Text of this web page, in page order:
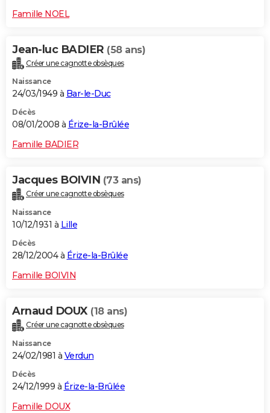
Famille NOEL
Jean-luc BADIER (58 ans)
Créer une cagnotte obsèques
Naissance
24/03/1949 à Bar-le-Duc
Décès
08/01/2008 à Érize-la-Brûlée
Famille BADIER
Jacques BOIVIN (73 ans)
Créer une cagnotte obsèques
Naissance
10/12/1931 à Lille
Décès
28/12/2004 à Érize-la-Brûlée
Famille BOIVIN
Arnaud DOUX (18 ans)
Créer une cagnotte obsèques
Naissance
24/02/1981 à Verdun
Décès
24/12/1999 à Érize-la-Brûlée
Famille DOUX